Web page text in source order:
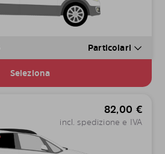
Particolari
Seleziona
82,00 €
incl. spedizione e IVA